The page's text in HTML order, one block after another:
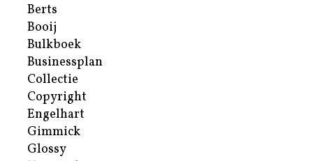
Berts
Booij
Bulkboek
Businessplan
Collectie
Copyright
Engelhart
Gimmick
Glossy